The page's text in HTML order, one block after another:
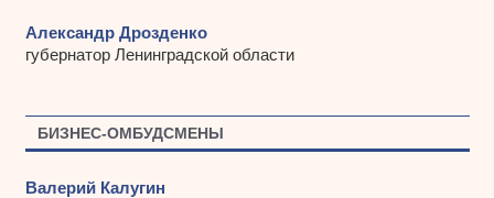
Александр Дрозденко
губернатор Ленинградской области
БИЗНЕС-ОМБУДСМЕНЫ
Валерий Калугин